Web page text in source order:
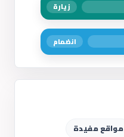
مواقع مفيدة
زيارة
انضمام